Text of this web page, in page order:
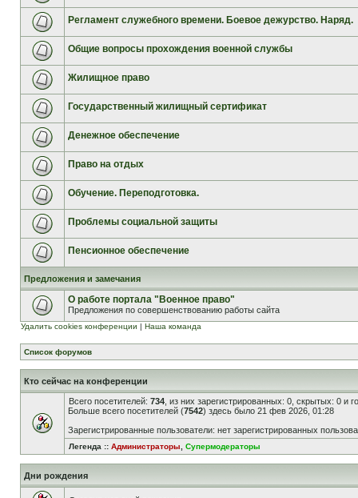
Регламент служебного времени. Боевое дежурство. Наряд.
Общие вопросы прохождения военной службы
Жилищное право
Государственный жилищный сертификат
Денежное обеспечение
Право на отдых
Обучение. Переподготовка.
Проблемы социальной защиты
Пенсионное обеспечение
Предложения и замечания
О работе портала "Военное право"
Предложения по совершенствованию работы сайта
Удалить cookies конференции | Наша команда
Список форумов
Кто сейчас на конференции
Всего посетителей: 734 , из них зарегистрированных: 0, скрытых: 0 и
Больше всего посетителей (7542) здесь было 21 фев 2026, 01:28
Зарегистрированные пользователи: нет зарегистрированных
Легенда :: Администраторы Супермодераторы
Дни рождения